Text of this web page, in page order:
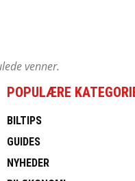
venner.
POPULÆRE
BILTIPS
GUIDES
NYHEDER